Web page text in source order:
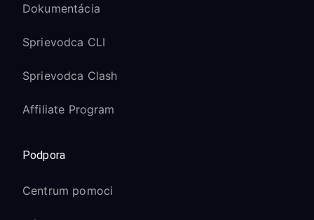
Dokumentácia
Sprievodca CLI
Sprievodca Clash
Affiliate Program
Podpora
Centrum pomoci